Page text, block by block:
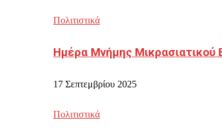
Πολιτιστικά
Ημέρα Μνήμης Μικρασιατικού
17 Σεπτεμβρίου 2025
Πολιτιστικά